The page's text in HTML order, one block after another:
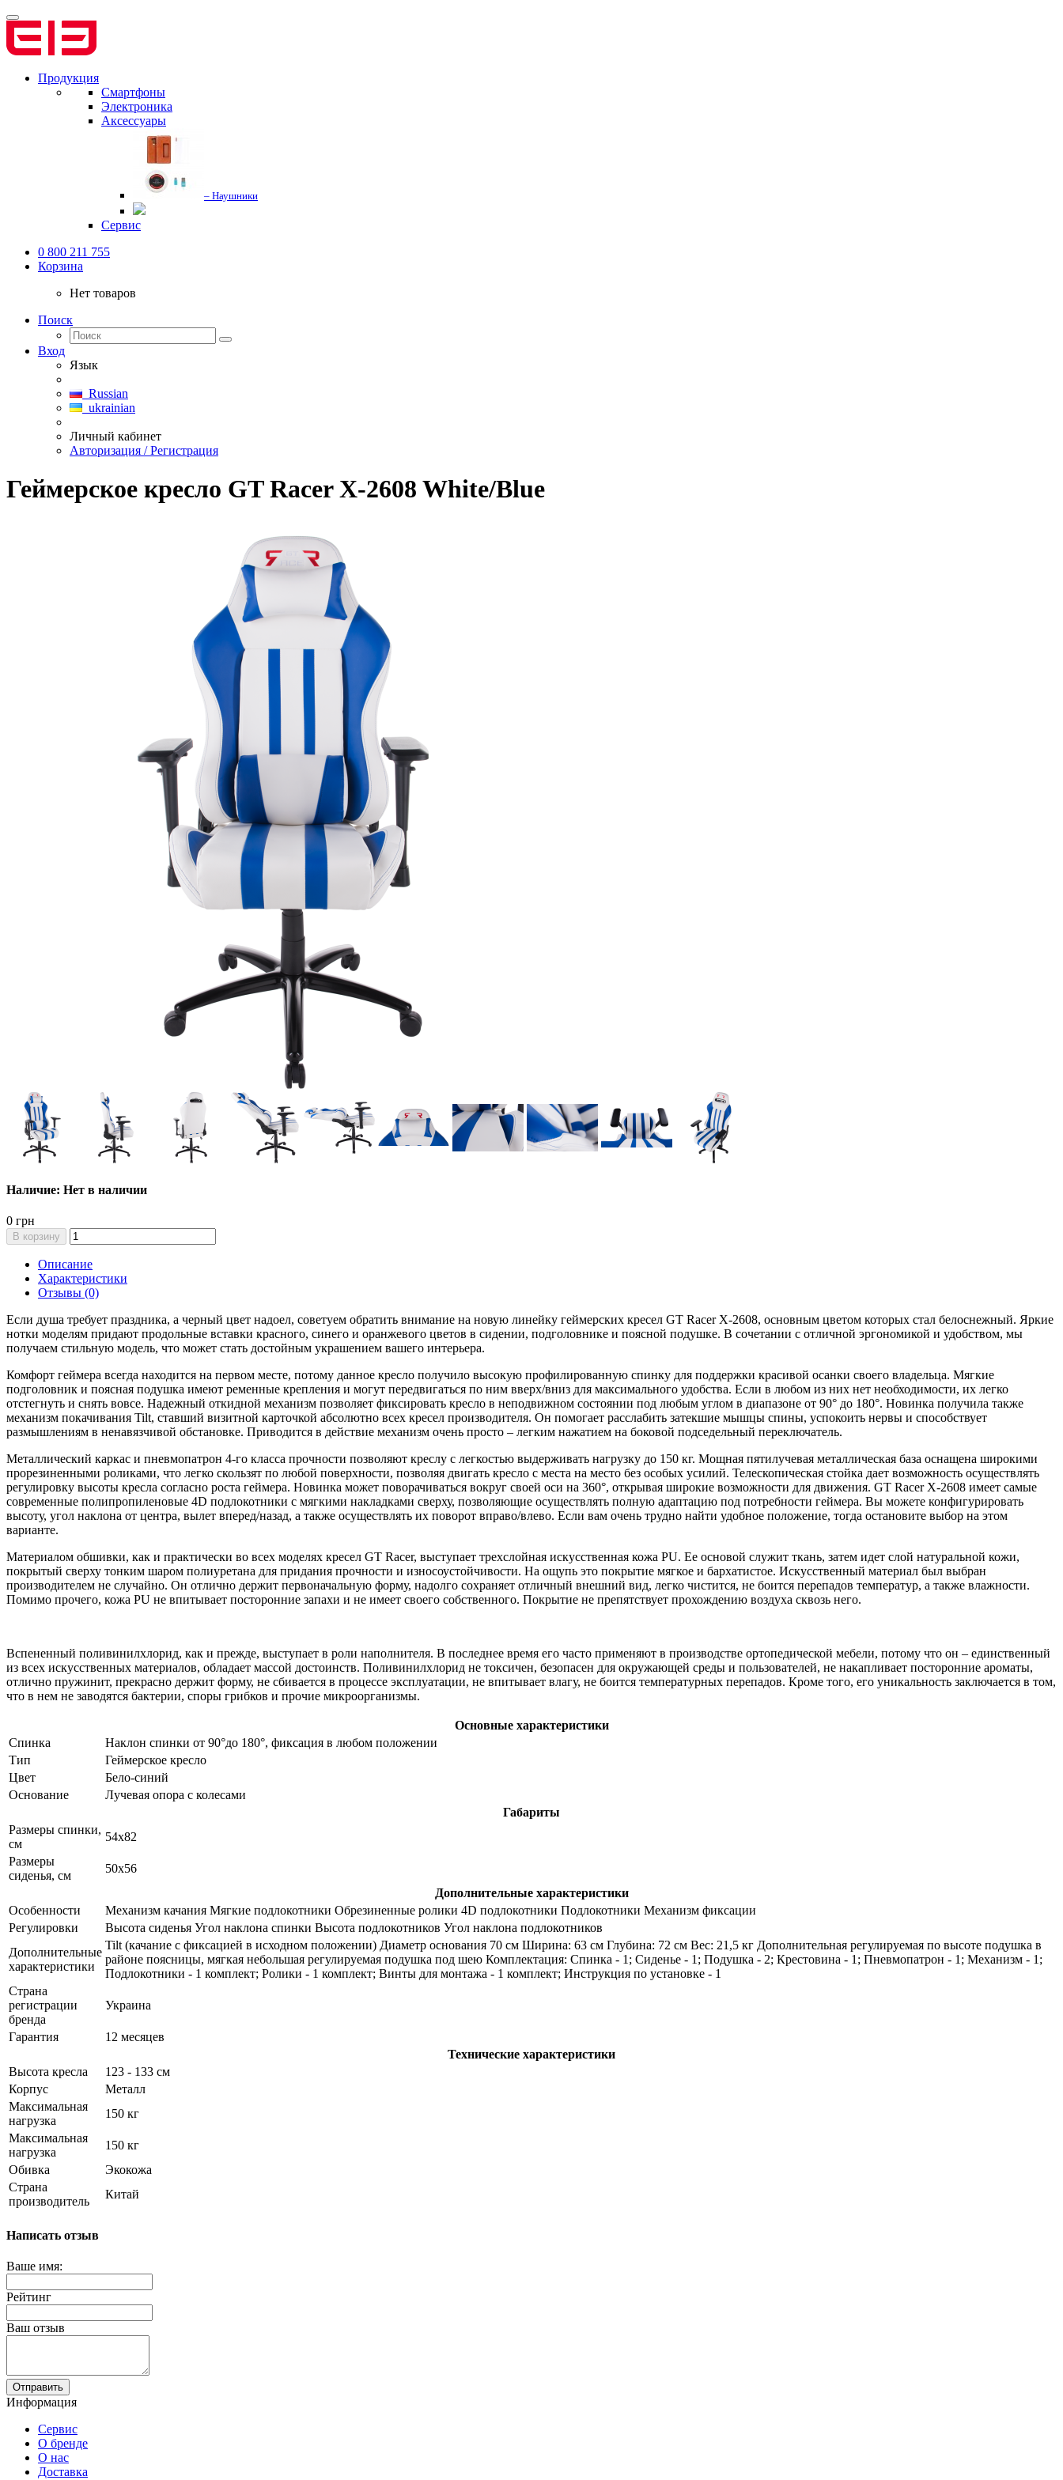
Продукция
Смартфоны
Электроника
Аксессуары
– Наушники
Сервис
0 800 211 755
Корзина
Нет товаров
Поиск
Вход
Язык
Russian
ukrainian
Личный кабинет
Авторизация / Регистрация
Геймерское кресло GT Racer X-2608 White/Blue
Наличие: Нет в наличии
0 грн
В корзину
Описание
Характеристики
Отзывы (0)
Если душа требует праздника, а черный цвет надоел, советуем обратить внимание на новую линейку геймерских кресел GT Racer X-2608, основным цветом которых стал белоснежный. Яркие
нотки моделям придают продольные вставки красного, синего и оранжевого цветов в сидении, подголовнике и поясной подушке. В сочетании с отличной эргономикой и удобством, мы
получаем стильную модель, что может стать достойным украшением вашего интерьера.
Комфорт геймера всегда находится на первом месте, потому данное кресло получило высокую профилированную спинку для поддержки красивой осанки своего владельца. Мягкие
подголовник и поясная подушка имеют ременные крепления и могут передвигаться по ним вверх/вниз для максимального удобства. Если в любом из них нет необходимости, их легко
отстегнуть и снять вовсе. Надежный откидной механизм позволяет фиксировать кресло в неподвижном состоянии под любым углом в диапазоне от 90° до 180°. Новинка получила также
механизм покачивания Tilt, ставший визитной карточкой абсолютно всех кресел производителя. Он помогает расслабить затекшие мышцы спины, успокоить нервы и способствует
размышлениям в ненавязчивой обстановке. Приводится в действие механизм очень просто – легким нажатием на боковой подседельный переключатель.
Металлический каркас и пневмопатрон 4-го класса прочности позволяют креслу с легкостью выдерживать нагрузку до 150 кг. Мощная пятилучевая металлическая база оснащена широкими
прорезиненными роликами, что легко скользят по любой поверхности, позволяя двигать кресло с места на место без особых усилий. Телескопическая стойка дает возможность осуществлять
регулировку высоты кресла согласно роста геймера. Новинка может поворачиваться вокруг своей оси на 360°, открывая широкие возможности для движения. GT Racer X-2608 имеет самые
современные полипропиленовые 4D подлокотники с мягкими накладками сверху, позволяющие осуществлять полную адаптацию под потребности геймера. Вы можете конфигурировать
высоту, угол наклона от центра, вылет вперед/назад, а также осуществлять их поворот вправо/влево. Если вам очень трудно найти удобное положение, тогда остановите выбор на этом
варианте.
Материалом обшивки, как и практически во всех моделях кресел GT Racer, выступает трехслойная искусственная кожа PU. Ее основой служит ткань, затем идет слой натуральной кожи,
покрытый сверху тонким шаром полиуретана для придания прочности и износоустойчивости. На ощупь это покрытие мягкое и бархатистое. Искусственный материал был выбран
производителем не случайно. Он отлично держит первоначальную форму, надолго сохраняет отличный внешний вид, легко чистится, не боится перепадов температур, а также влажности.
Помимо прочего, кожа PU не впитывает посторонние запахи и не имеет своего собственного. Покрытие не препятствует прохождению воздуха сквозь него.
Вспененный поливинилхлорид, как и прежде, выступает в роли наполнителя. В последнее время его часто применяют в производстве ортопедической мебели, потому что он – единственный
из всех искусственных материалов, обладает массой достоинств. Поливинилхлорид не токсичен, безопасен для окружающей среды и пользователей, не накапливает посторонние ароматы,
отлично пружинит, прекрасно держит форму, не сбивается в процессе эксплуатации, не впитывает влагу, не боится температурных перепадов. Кроме того, его уникальность заключается в том,
что в нем не заводятся бактерии, споры грибков и прочие микроорганизмы.
Основные характеристики
Спинка
Наклон спинки от 90°до 180°, фиксация в любом положении
Тип
Геймерское кресло
Цвет
Бело-синий
Основание
Лучевая опора с колесами
Габариты
Размеры спинки,
см
54x82
Размеры
сиденья, см
50x56
Дополнительные характеристики
Особенности
Механизм качания Мягкие подлокотники Обрезиненные ролики 4D подлокотники Подлокотники Механизм фиксации
Регулировки
Высота сиденья Угол наклона спинки Высота подлокотников Угол наклона подлокотников
Дополнительные
характеристики
Tilt (качание с фиксацией в исходном положении) Диаметр основания 70 см Ширина: 63 см Глубина: 72 см Вес: 21,5 кг Дополнительная регулируемая по высоте подушка в
районе поясницы, мягкая небольшая регулируемая подушка под шею Комплектация: Спинка - 1; Сиденье - 1; Подушка - 2; Крестовина - 1; Пневмопатрон - 1; Механизм - 1;
Подлокотники - 1 комплект; Ролики - 1 комплект; Винты для монтажа - 1 комплект; Инструкция по установке - 1
Страна
регистрации
бренда
Украина
Гарантия
12 месяцев
Технические характеристики
Высота кресла
123 - 133 см
Корпус
Металл
Максимальная
нагрузка
150 кг
Максимальная
нагрузка
150 кг
Обивка
Экокожа
Страна
производитель
Китай
Написать отзыв
Ваше имя:
Рейтинг
Ваш отзыв
Отправить
Информация
Сервис
О бренде
О нас
Доставка